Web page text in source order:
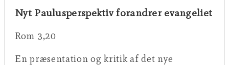
Nyt Paulusperspektiv forandrer evangeliet
Rom 3,20
En præsentation og kritik af det nye